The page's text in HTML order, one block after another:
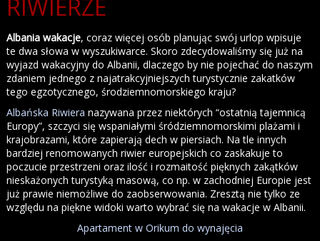
RIWIERZE
Albania wakacje, coraz więcej osób planując swój urlop wpisuje
te dwa słowa w wyszukiwarce. Skoro zdecydowaliśmy się już na
wyjazd wakacyjny do Albanii, dlaczego by nie pojechać do naszym
zdaniem jednego z najatrakcyjniejszych turystycznie zakatków
tego egzotycznego, środziemnomorskiego kraju?
Albańska Riwiera nazywana przez niektórych “ostatnią tajemnicą
Europy”, szczyci się wspaniałymi śródziemnomorskimi plażami i
krajobrazami, które zapierają dech w piersiach. Na tle innych
bardziej renomowanych riwier europejskich co zaskakuje to
poczucie przestrzeni oraz ilość i rozmaitość pięknych zakątków
nieskażonych turystyką masową, co np. w zachodniej Europie jest
już prawie niemożliwe do zaobserwowania. Zresztą nie tylko ze
względu na piękne widoki warto wybrać się na wakacje w Albanii.
Apartament w Orikum do wynajęcia